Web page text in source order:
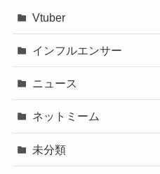
Vtuber
インフルエンサー
ニュース
ネットミーム
未分類